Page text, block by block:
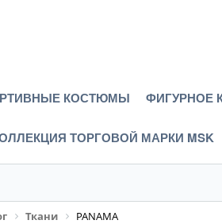
КОСТЮМЫ ФИГУРНОЕ
ТОРГОВОЙ МАРКИ MSK
Ткани PANAMA